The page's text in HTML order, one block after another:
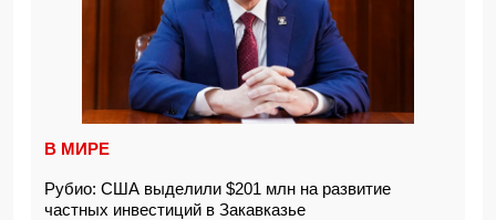
В МИРЕ
Рубио: США выделили $201 млн на развитие
частных инвестиций в Закавказье